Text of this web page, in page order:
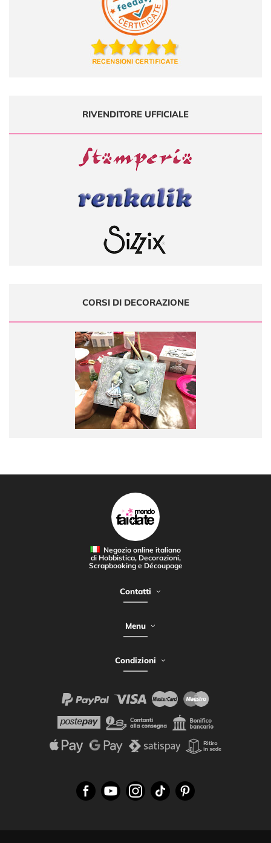
RIVENDITORE UFFICIALE
CORSI DI DECORAZIONE
Negozio online italiano
di Hobbistica, Decorazioni,
Scrapbooking e Découpage
Contatti
Menu
Condizioni